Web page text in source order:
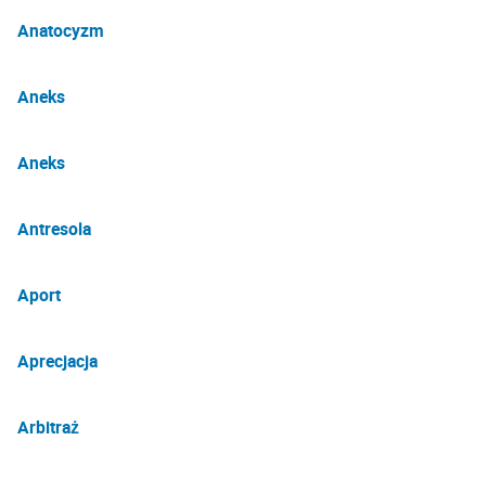
Anatocyzm
Aneks
Aneks
Antresola
Aport
Aprecjacja
Arbitraż